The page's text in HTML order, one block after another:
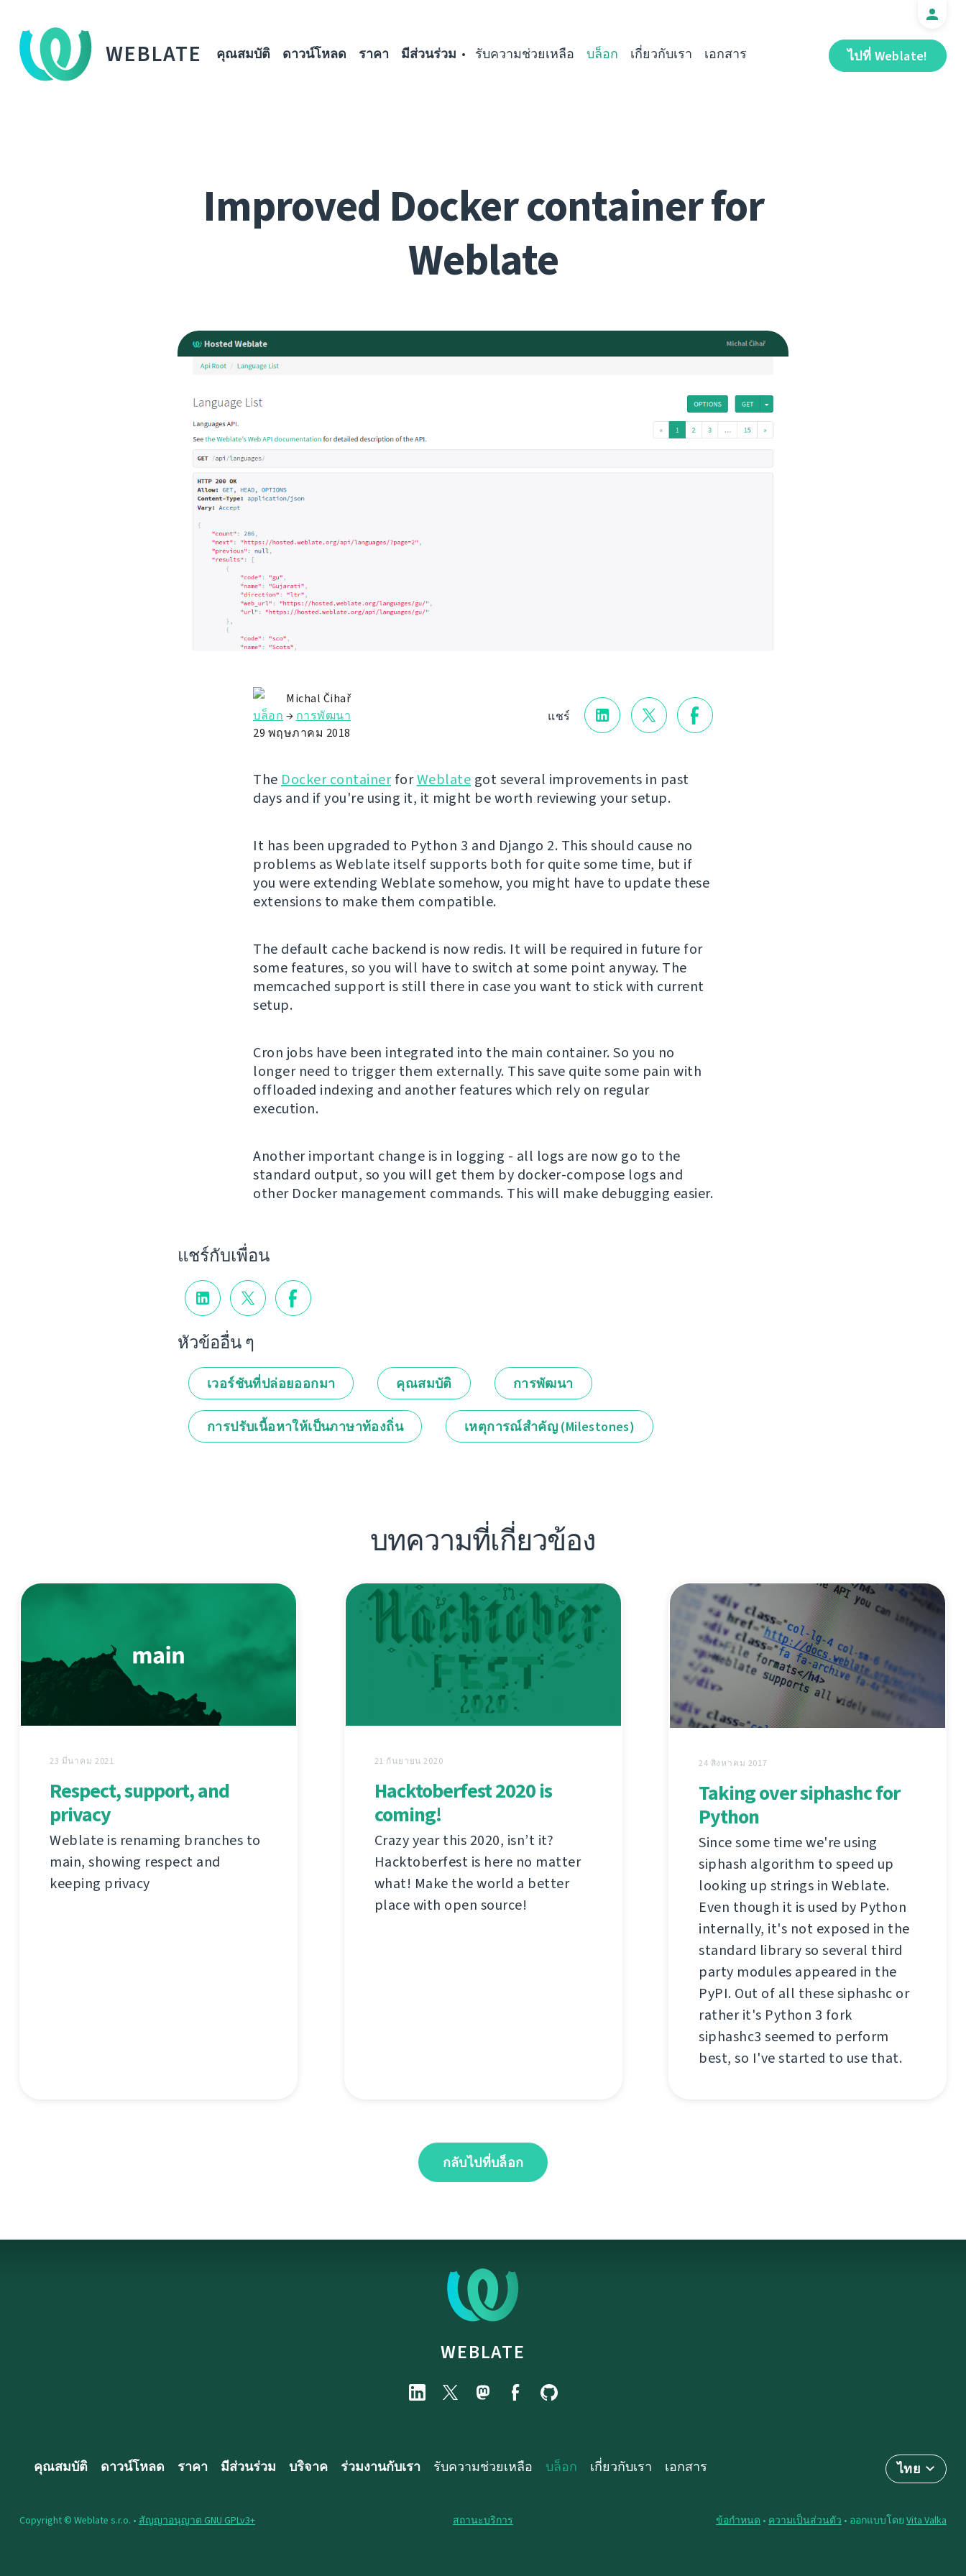
WEBLATE ไปที่ Weblate!
คุณสมบัติ ดาวน์โหลด ราคา มีส่วนร่วม รับความช่วยเหลือ บล็อก เกี่ยวกับเรา เอกสาร
Improved Docker container for
Weblate
แชร์
Michal Čihař
บล็อก → การพัฒนา
29 พฤษภาคม 2018
The Docker containerforWeblate got several improvements in past
days and if you're using it, it might be worth reviewing your setup.
It has been upgraded to Python 3 and Django 2. This should cause no
problems as Weblate itself supports both for quite some time, but if
you were extending Weblate somehow, you might have to update these
extensions to make them compatible.
The default cache backend is now redis. It will be required in future for
some features, so you will have to switch at some point anyway. The
memcached support is still there in case you want to stick with current
setup.
Cron jobs have been integrated into the main container. So you no
longer need to trigger them externally. This save quite some pain with
offloaded indexing and another features which rely on regular
execution.
Another important change is in logging - all logs are now go to the
standard output, so you will get them by docker-compose logs and
other Docker management commands. This will make debugging easier.
แชร์กับเพื่อน
หัวข้ออื่น ๆ
เวอร์ชันที่ปล่อยออกมา คุณสมบัติ การพัฒนา
การปรับเนื้อหาให้เป็นภาษาท้องถิ่น เหตุการณ์สำคัญ (Milestones)
บทความที่เกี่ยวข้อง
23 มีนาคม 2021
Respect, support, and
privacy
Weblate is renaming branches to
main, showing respect and
keeping privacy
21 กันยายน 2020
Hacktoberfest 2020 is
coming!
Crazy year this 2020, isn’t it?
Hacktoberfest is here no matter
what! Make the world a better
place with open source!
24 สิงหาคม 2017
Taking over siphashc for
Python
Since some time we're using
siphash algorithm to speed up
looking up strings in Weblate.
Even though it is used by Python
internally, it's not exposed in the
standard library so several third
party modules appeared in the
PyPI. Out of all these siphashc or
rather it's Python 3 fork
siphashc3 seemed to perform
best, so I've started to use that.
กลับไปที่บล็อก
WEBLATE
ไทย
คุณสมบัติ ดาวน์โหลด ราคา มีส่วนร่วม บริจาค ร่วมงานกับเรา รับความช่วยเหลือ บล็อก เกี่ยวกับเรา เอกสาร
สถานะบริการ
Copyright © Weblate s.r.o. • สัญญาอนุญาต GNU GPLv3+ ข้อกำหนด • ความเป็นส่วนตัว • ออกแบบโดย Vita Valka